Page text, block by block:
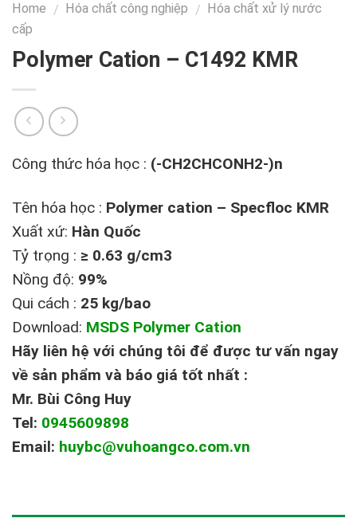
Home / Hóa chất công nghiệp / Hóa chất xử lý nước
cấp
Polymer Cation – C1492 KMR
Công thức hóa học : (-CH2CHCONH2-)n
Tên hóa học : Polymer cation – Specfloc KMR
Xuất xứ: Hàn Quốc
Tỷ trọng : ≥ 0.63 g/cm3
Nồng độ: 99%
Qui cách : 25 kg/bao
Download: MSDS Polymer Cation
Hãy liên hệ với chúng tôi để được tư vấn ngay
về sản phẩm và báo giá tốt nhất :
Mr. Bùi Công Huy
Tel: 0945609898
Email: huybc@vuhoangco.com.vn